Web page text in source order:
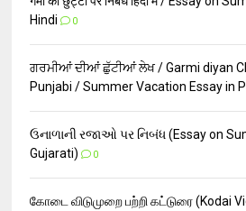
Hindi
0
ਗਰਮੀਆਂ ਦੀਆਂ ਛੁੱਟੀਆਂ ਲੇਖ / Garmi diyan
Punjabi / Summer Vacation Essay in
ઉનાળાની રજાઓ પર નિબંધ (Essay on
Gujarati)
0
கோடை விடுமுறை பற்றி கட்டுரை (Kodai